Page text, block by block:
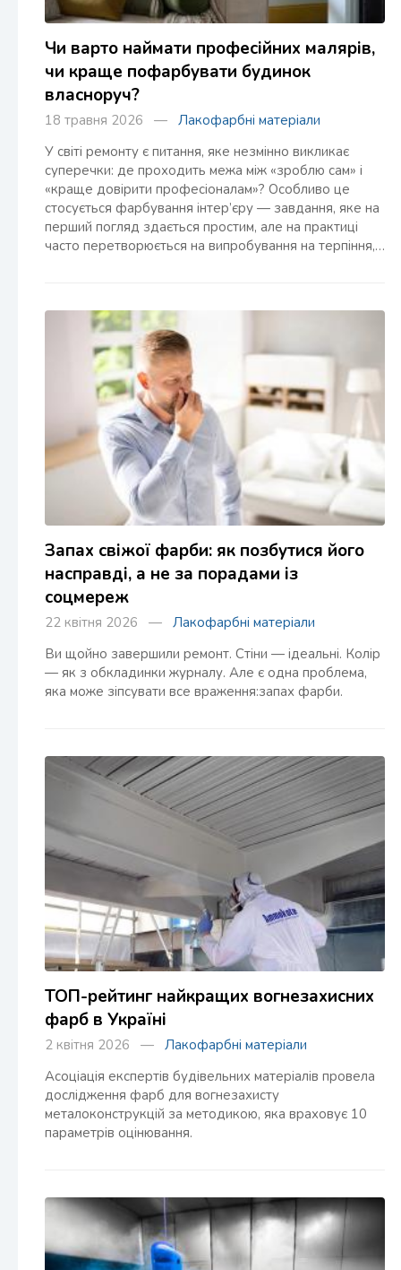
Чи варто наймати професійних малярів,
чи краще пофарбувати будинок
власноруч?
18 травня 2026 — Лакофарбні матеріали
У світі ремонту є питання, яке незмінно викликає
суперечки: де проходить межа між «зроблю сам» і
«краще довірити професіоналам»? Особливо це
стосується фарбування інтер’єру — завдання, яке на
перший погляд здається простим, але на практиці
часто перетворюється на випробування на терпіння,…
Запах свіжої фарби: як позбутися його
насправді, а не за порадами із
соцмереж
22 квітня 2026 — Лакофарбні матеріали
Ви щойно завершили ремонт. Стіни — ідеальні. Колір
— як з обкладинки журналу. Але є одна проблема,
яка може зіпсувати все враження:запах фарби.
ТОП-рейтинг найкращих вогнезахисних
фарб в Україні
2 квітня 2026 — Лакофарбні матеріали
Асоціація експертів будівельних матеріалів провела
дослідження фарб для вогнезахисту
металоконструкцій за методикою, яка враховує 10
параметрів оцінювання.